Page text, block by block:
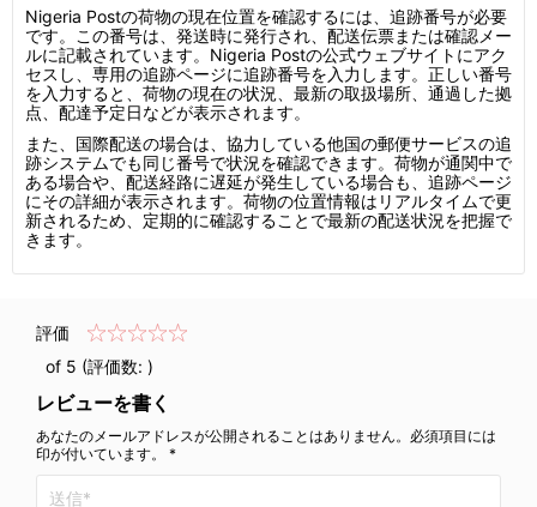
Nigeria Postの荷物の現在位置を確認するには、追跡番号が必要
です。この番号は、発送時に発行され、配送伝票または確認メー
ルに記載されています。Nigeria Postの公式ウェブサイトにアク
セスし、専用の追跡ページに追跡番号を入力します。正しい番号
を入力すると、荷物の現在の状況、最新の取扱場所、通過した拠
点、配達予定日などが表示されます。
また、国際配送の場合は、協力している他国の郵便サービスの追
跡システムでも同じ番号で状況を確認できます。荷物が通関中で
ある場合や、配送経路に遅延が発生している場合も、追跡ページ
にその詳細が表示されます。荷物の位置情報はリアルタイムで更
新されるため、定期的に確認することで最新の配送状況を把握で
きます。
評価
of 5 (評価数: )
レビューを書く
あなたのメールアドレスが公開されることはありません。必須項目には
印が付いています。 *